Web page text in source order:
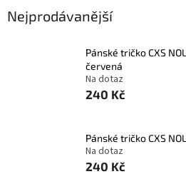
Nejprodávanější
Pánské tričko CXS
červená
Na dotaz
240 Kč
Pánské tričko CXS
Na dotaz
240 Kč